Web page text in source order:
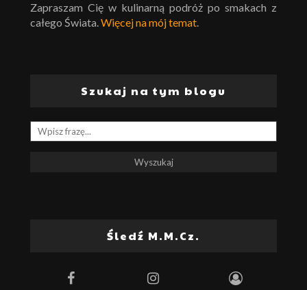
Zapraszam Cię w kulinarną podróż po smakach z
całego Świata.Więcej na mój temat.
Szukaj na tym blogu
Śledź M.M.Cz.